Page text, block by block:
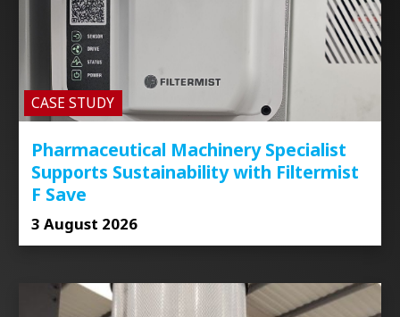
CASE STUDY
Pharmaceutical Machinery Specialist
Supports Sustainability with Filtermist
F Save
3 August 2026